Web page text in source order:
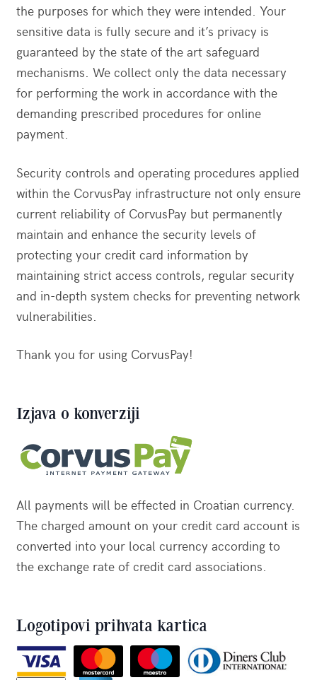
the purposes for which they were intended. Your
sensitive data is fully secure and it’s privacy is
guaranteed by the state of the art safeguard
mechanisms. We collect only the data necessary
for performing the work in accordance with the
demanding prescribed procedures for online
payment.
Security controls and operating procedures applied
within the CorvusPay infrastructure not only ensure
current reliability of CorvusPay but permanently
maintain and enhance the security levels of
protecting your credit card information by
maintaining strict access controls, regular security
and in-depth system checks for preventing network
vulnerabilities.
Thank you for using CorvusPay!
Izjava o konverziji
All payments will be effected in Croatian currency.
The charged amount on your credit card account is
converted into your local currency according to
the exchange rate of credit card associations.
Logotipovi prihvata kartica